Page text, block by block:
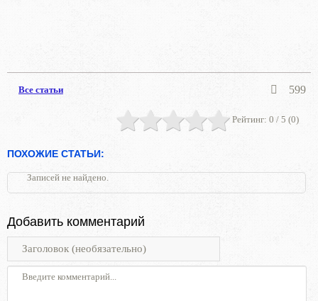
Все статьи 599
Рейтинг: 0 / 5 (0)
ПОХОЖИЕ СТАТЬИ:
Записей не найдено.
Добавить комментарий